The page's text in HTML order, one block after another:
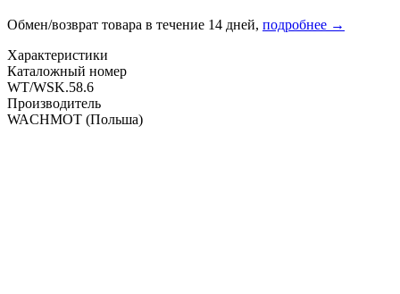
Обмен/возврат товара в течение 14 дней, подробнее →
Характеристики
Каталожный номер
WT/WSK.58.6
Производитель
WACHMOT (Польша)